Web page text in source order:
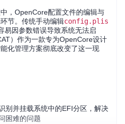
，OpenCore配置文件的编辑与
节。传统手动编辑config.plis
易因参数错误导致系统无法启
）作为一款专为OpenCore设计
化管理方案彻底改变了这一现
别并挂载系统中的EFI分区，解决
困难的问题